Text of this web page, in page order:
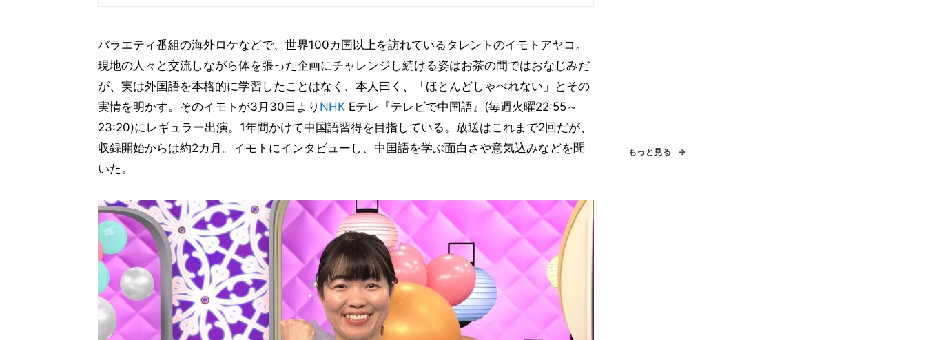
バラエティ番組の海外ロケなどで、世界100カ国以上を訪れているタレントのイモトアヤコ。
現地の人々と交流しながら体を張った企画にチャレンジし続ける姿はお茶の間ではおなじみだ
が、実は外国語を本格的に学習したことはなく、本人曰く、「ほとんどしゃべれない」とその
実情を明かす。そのイモトが3月30日より NHK Eテレ『テレビで中国語』(毎週火曜22:55～
23:20)にレギュラー出演。1年間かけて中国語習得を目指している。放送はこれまで2回だが、
収録開始からは約2カ月。イモトにインタビューし、中国語を学ぶ面白さや意気込みなどを聞
いた。
もっと見る